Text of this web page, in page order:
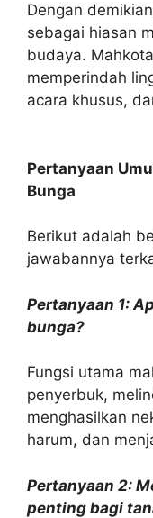
Dengan
sebagai hiasan
budaya.
memperindah
acara khusus,
Pertanyaan
Bunga
Berikut adalah
jawabannya
Pertanyaan 1:
bunga?
Fungsi utama
penyerbuk,
menghasilkan
harum, dan
Pertanyaan 2:
penting bagi